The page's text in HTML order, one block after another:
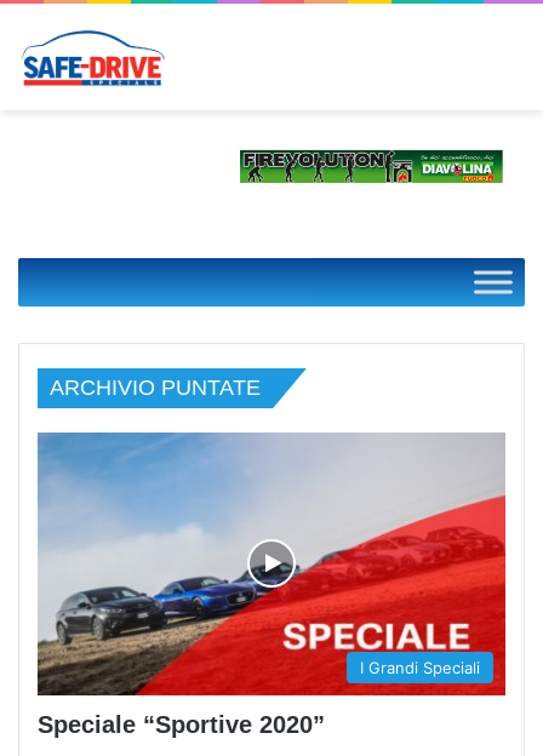
ARCHIVIO PUNTATE
I Grandi Speciali
Speciale “Sportive 2020”